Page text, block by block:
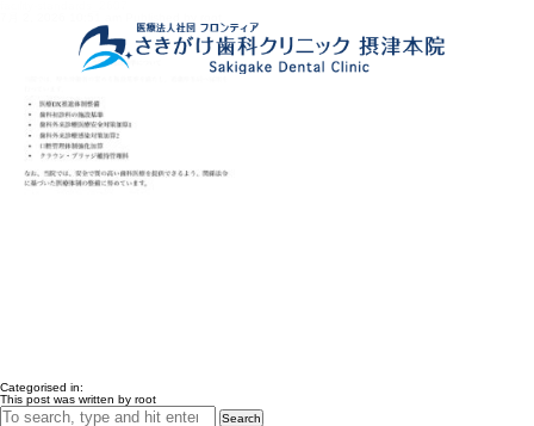
Categorised in:
This post was written by root
Search